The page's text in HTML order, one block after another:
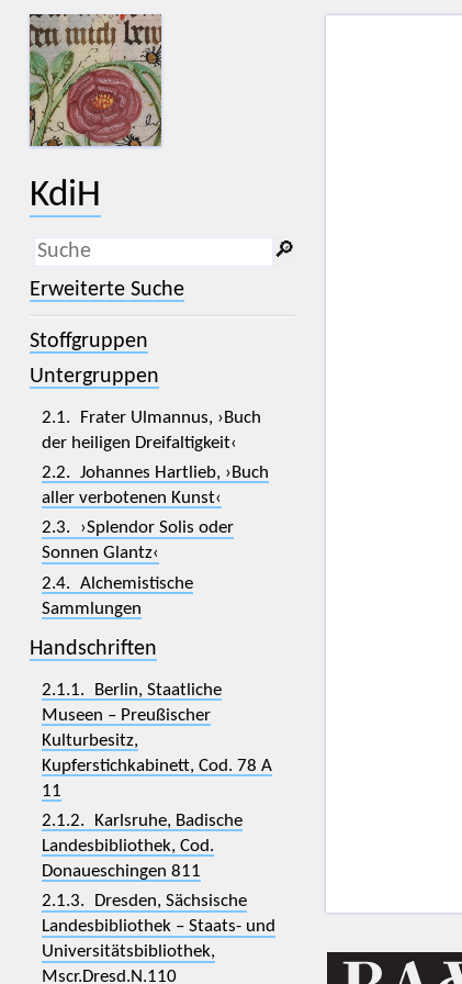
KdiH
_
(der Unterstrich) ist Platzhalter für
genau ein Zeichen.
% (das Prozentzeichen) ist Platzhalter
für kein, ein oder mehr als ein
🔎︎
Erweiterte Suche
Stoffgruppen
Untergruppen
2.1. Frater Ulmannus, ›Buch
der heiligen Dreifaltigkeit‹
2.2. Johannes Hartlieb, ›Buch
aller verbotenen Kunst‹
2.3. ›Splendor Solis oder
Sonnen Glantz‹
2.4. Alchemistische
Sammlungen
Handschriften
2.1.1. Berlin, Staatliche
Museen – Preußischer
Kulturbesitz,
Kupferstichkabinett, Cod. 78 A
11
2.1.2. Karlsruhe, Badische
Landesbibliothek, Cod.
Donaueschingen 811
2.1.3. Dresden, Sächsische
Landesbibliothek – Staats- und
Universitätsbibliothek,
Mscr.Dresd.N.110